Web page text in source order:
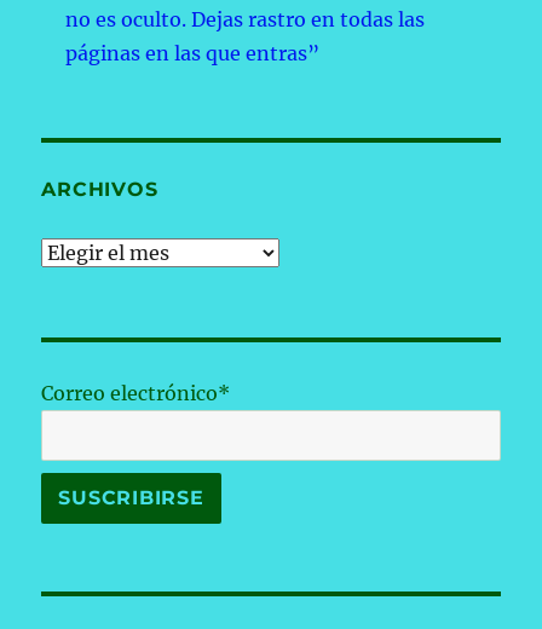
no es oculto. Dejas rastro en todas las
páginas en las que entras”
ARCHIVOS
Archivos
Correo electrónico*